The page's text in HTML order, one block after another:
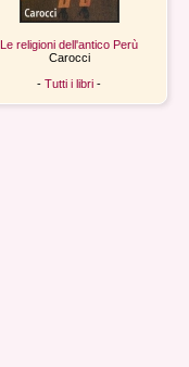
Le religioni dell'antico Perù
Carocci
- Tutti i libri -